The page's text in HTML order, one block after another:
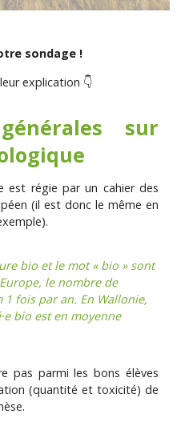
sondage !
explication 👇
sur
est régie par un cahier des
(il est donc le même en
bio et le mot « bio » sont
le nombre de
fois par an. En Wallonie,
bio est en moyenne
pas parmi les bons élèves
(quantité et toxicité) de